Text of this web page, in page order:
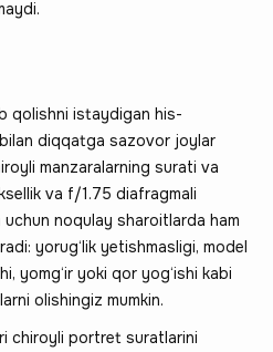
qolishni istaydigan his-
diqqatga sazovor joylar
manzaralarning surati va
va f/1.75 diafragmali
noqulay sharoitlarda ham
yorug‘lik yetishmasligi, model
yomg‘ir yoki qor yog‘ishi kabi
olishingiz mumkin.
chiroyli portret suratlarini